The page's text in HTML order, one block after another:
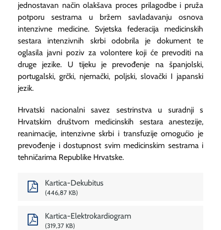
jednostavan način olakšava proces prilagodbe i pruža
potporu sestrama u bržem savladavanju osnova
intenzivne medicine. Svjetska federacija medicinskih
sestara intenzivnih skrbi odobrila je dokument te
oglasila javni poziv za volontere koji će prevoditi na
druge jezike. U tijeku je prevođenje na španjolski,
portugalski, grčki, njemački, poljski, slovački I japanski
jezik.
Hrvatski nacionalni savez sestrinstva u suradnji s
Hrvatskim društvom medicinskih sestara anestezije,
reanimacije, intenzivne skrbi i transfuzije omogućio je
prevođenje i dostupnost svim medicinskim sestrama i
tehničarima Republike Hrvatske.
Kartica-Dekubitus
446,87 KB
Kartica-Elektrokardiogram
319,37 KB